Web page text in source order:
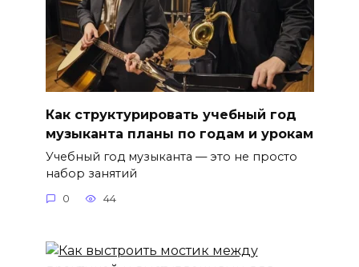
Как структурировать учебный год
музыканта планы по годам и урокам
Учебный год музыканта — это не просто
набор занятий
0 44